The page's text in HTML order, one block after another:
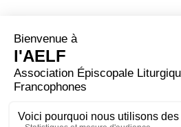
ORAISON
Dans ton amour inépuisable,
puissant, tu combles ceux qui
de leurs mérites et de leurs
l’inquiète et en donnant plus que